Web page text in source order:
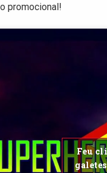
promocional!
Feu